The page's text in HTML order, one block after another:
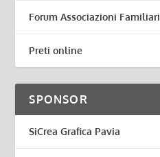
Forum Associazioni Familiari
Preti online
SPONSOR
SiCrea Grafica Pavia